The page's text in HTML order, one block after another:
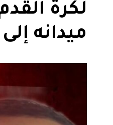
لكرة
ميدانه